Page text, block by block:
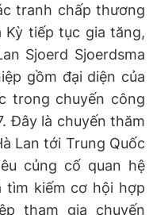
tranh chấp thương
Kỳ tiếp tục gia tăng,
Sjoerd Sjoerdsma
gồm đại diện của
trong chuyến công
Đây là chuyến thăm
Lan tới Trung Quốc
củng cố quan hệ
tìm kiếm cơ hội hợp
tham gia chuyến